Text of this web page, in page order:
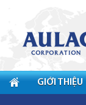
GIỚI THIỆU